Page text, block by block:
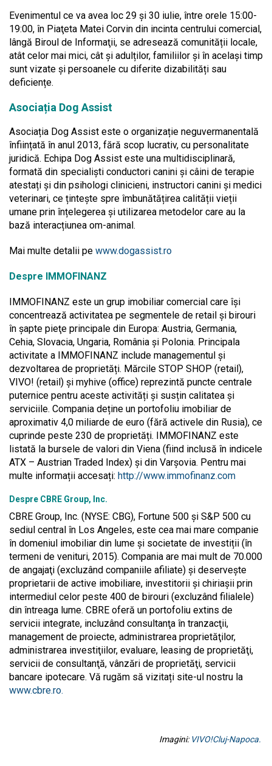
Evenimentul ce va avea loc 29 și 30 iulie, între orele 15:00-
19:00, în Piaţeta Matei Corvin din incinta centrului comercial,
lângă Biroul de Informaţii, se adresează comunității locale,
atât celor mai mici, cât și adulților, familiilor şi în același timp
sunt vizate și persoanele cu diferite dizabilități sau
deficiențe.
Asociația Dog Assist
Asociația Dog Assist este o organizație neguvermanentală
înființată în anul 2013, fără scop lucrativ, cu personalitate
juridică. Echipa Dog Assist este una multidisciplinară,
formată din specialiști conductori canini și câini de terapie
atestați și din psihologi clinicieni, instructori canini și medici
veterinari, ce țintește spre îmbunătățirea calității vieții
umane prin înțelegerea și utilizarea metodelor care au la
bază interacțiunea om-animal.
Mai multe detalii pe www.dogassist.ro
Despre IMMOFINANZ
IMMOFINANZ este un grup imobiliar comercial care își
concentrează activitatea pe segmentele de retail și birouri
în șapte pieţe principale din Europa: Austria, Germania,
Cehia, Slovacia, Ungaria, România și Polonia. Principala
activitate a IMMOFINANZ include managementul și
dezvoltarea de proprietăți. Mărcile STOP SHOP (retail),
VIVO! (retail) și myhive (office) reprezintă puncte centrale
puternice pentru aceste activități și susțin calitatea și
serviciile. Compania deține un portofoliu imobiliar de
aproximativ 4,0 miliarde de euro (fără activele din Rusia), ce
cuprinde peste 230 de proprietăți. IMMOFINANZ este
listată la bursele de valori din Viena (fiind inclusă în indicele
ATX – Austrian Traded Index) și din Varșovia. Pentru mai
multe informații accesați: http://www.immofinanz.com
Despre CBRE Group, Inc.
CBRE Group, Inc. (NYSE: CBG), Fortune 500 și S&P 500 cu
sediul central în Los Angeles, este cea mai mare companie
în domeniul imobiliar din lume și societate de investiții (în
termeni de venituri, 2015). Compania are mai mult de 70.000
de angajaţi (excluzând companiile afiliate) și deservește
proprietarii de active imobiliare, investitorii şi chiriaşii prin
intermediul celor peste 400 de birouri (excluzând filialele)
din întreaga lume. CBRE oferă un portofoliu extins de
servicii integrate, incluzând consultanţa în tranzacţii,
management de proiecte, administrarea proprietăţilor,
administrarea investiţiilor, evaluare, leasing de proprietăţi,
servicii de consultanţă, vânzări de proprietăţi, servicii
bancare ipotecare. Vă rugăm să vizitați site-ul nostru la
www.cbre.ro.
Imagini: VIVO!Cluj-Napoca.